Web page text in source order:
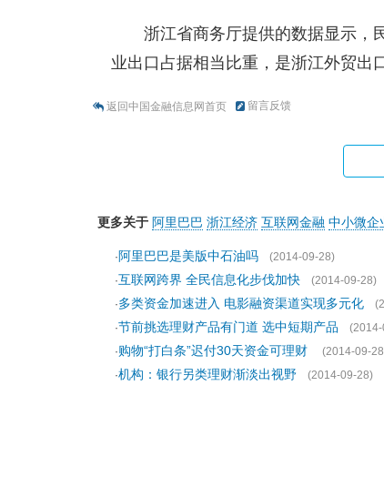
浙江省商务厅提供的数据显示，
业出口占据相当比重，是浙江外贸出
返回中国金融信息网首页 留言反馈
更多关于 阿里巴巴 浙江经济 互联网金融 中小微企
· 阿里巴巴是美版中石油吗
(2014-09-28)
·互联网跨界 全民信息化步伐加快
(2014-09-28)
·多类资金加速进入 电影融资渠道实现多元化
·节前挑选理财产品有门道 选中短期产品
·购物“打白条”迟付30天资金可理财
(2014-09-
·机构：银行另类理财渐淡出视野 (2014-09-28)